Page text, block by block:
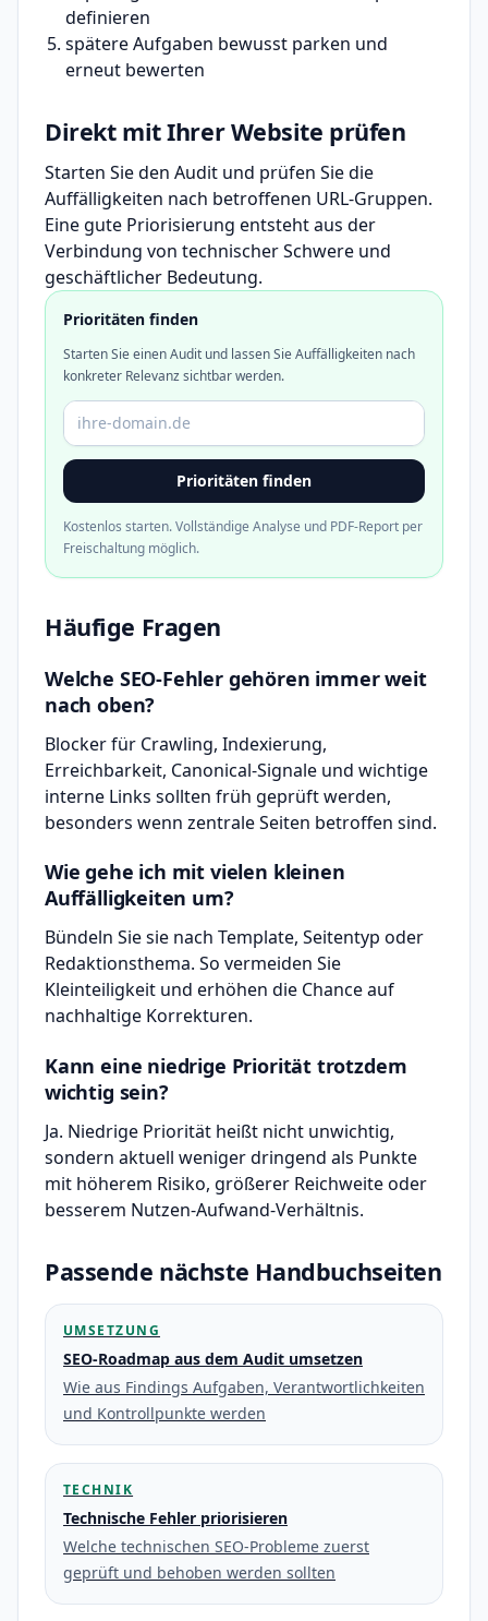
definieren
spätere Aufgaben bewusst parken und
erneut bewerten
Direkt mit Ihrer Website prüfen
Starten Sie den Audit und prüfen Sie die
Auffälligkeiten nach betroffenen URL-Gruppen.
Eine gute Priorisierung entsteht aus der
Verbindung von technischer Schwere und
geschäftlicher Bedeutung.
Prioritäten finden
Starten Sie einen Audit und lassen Sie Auffälligkeiten nach
konkreter Relevanz sichtbar werden.
Domain oder URL
Prioritäten finden
Kostenlos starten. Vollständige Analyse und PDF-Report per
Freischaltung möglich.
Häufige Fragen
Welche SEO-Fehler gehören immer weit
nach oben?
Blocker für Crawling, Indexierung,
Erreichbarkeit, Canonical-Signale und wichtige
interne Links sollten früh geprüft werden,
besonders wenn zentrale Seiten betroffen sind.
Wie gehe ich mit vielen kleinen
Auffälligkeiten um?
Bündeln Sie sie nach Template, Seitentyp oder
Redaktionsthema. So vermeiden Sie
Kleinteiligkeit und erhöhen die Chance auf
nachhaltige Korrekturen.
Kann eine niedrige Priorität trotzdem
wichtig sein?
Ja. Niedrige Priorität heißt nicht unwichtig,
sondern aktuell weniger dringend als Punkte
mit höherem Risiko, größerer Reichweite oder
besserem Nutzen-Aufwand-Verhältnis.
Passende nächste Handbuchseiten
UMSETZUNG
SEO-Roadmap aus dem Audit umsetzen
Wie aus Findings Aufgaben, Verantwortlichkeiten
und Kontrollpunkte werden
TECHNIK
Technische Fehler priorisieren
Welche technischen SEO-Probleme zuerst
geprüft und behoben werden sollten